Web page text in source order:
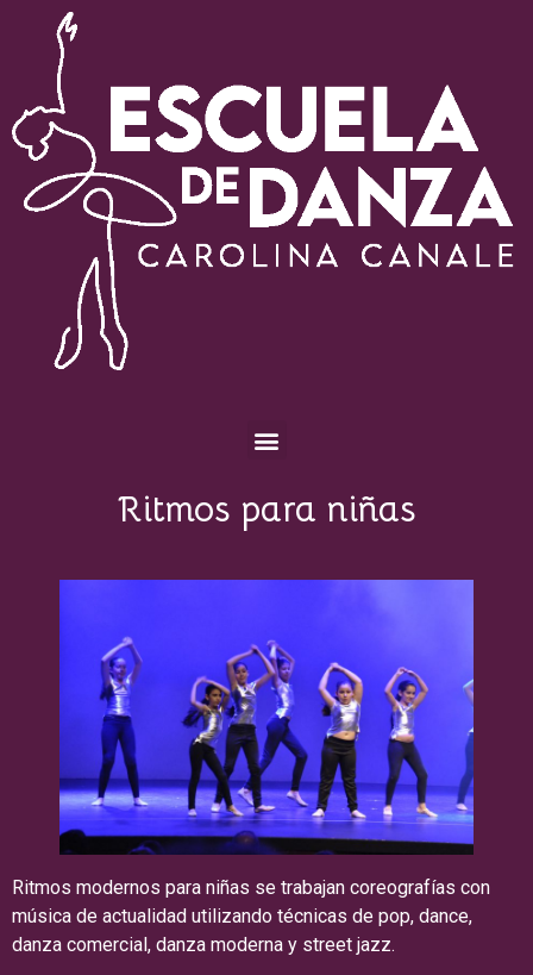
Ritmos para niñas
Ritmos modernos para niñas se trabajan coreografías con
música de actualidad utilizando técnicas de pop, dance,
danza comercial, danza moderna y street jazz.